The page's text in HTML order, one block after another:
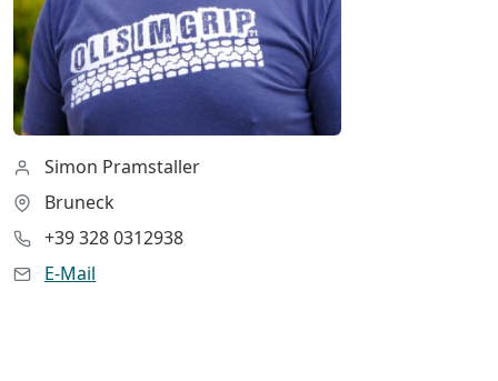
Simon Pramstaller
Bruneck
+39 328 0312938
E-Mail